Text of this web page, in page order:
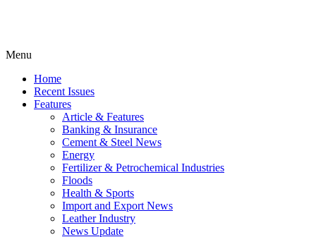
Menu
Home
Recent Issues
Features
Article & Features
Banking & Insurance
Cement & Steel News
Energy
Fertilizer & Petrochemical Industries
Floods
Health & Sports
Import and Export News
Leather Industry
News Update